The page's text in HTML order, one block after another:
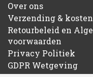
Over ons
Verzending & kosten
Retourbeleid en
voorwaarden
Privacy Politiek
GDPR Wetgeving